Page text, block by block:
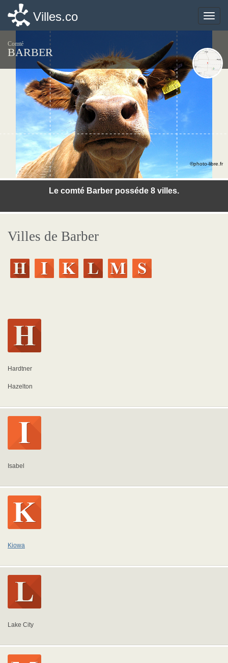
Toggle
Villes.co
Comté
BARBER
Le comté Barber posséde 8 villes.
©photo-libre.fr
Villes de Barber
Hardtner
Hazelton
Isabel
Kiowa
Lake City
Toggle
Villes.co